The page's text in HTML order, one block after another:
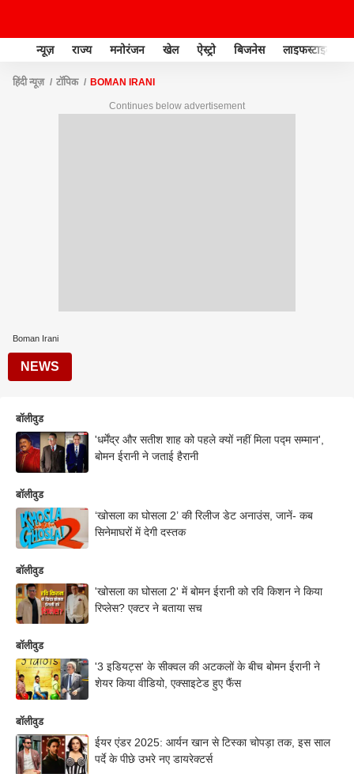
न्यूज़ राज्य मनोरंजन खेल ऐस्ट्रो बिजनेस लाइफस्टाइल
हिंदी न्यूज़ टॉपिक BOMAN IRANI
Continues below advertisement
Boman Irani
NEWS
बॉलीवुड
'धर्मेंद्र और सतीश शाह को पहले क्यों नहीं मिला पद्म सम्मान',
बोमन ईरानी ने जताई हैरानी
बॉलीवुड
‘खोसला का घोसला 2’ की रिलीज डेट अनाउंस, जानें- कब
सिनेमाघरों में देगी दस्तक
बॉलीवुड
'खोसला का घोसला 2' में बोमन ईरानी को रवि किशन ने किया
रिप्लेस? एक्टर ने बताया सच
बॉलीवुड
'3 इडियट्स' के सीक्वल की अटकलों के बीच बोमन ईरानी ने
शेयर किया वीडियो, एक्साइटेड हुए फैंस
बॉलीवुड
ईयर एंडर 2025: आर्यन खान से टिस्का चोपड़ा तक, इस साल
पर्दे के पीछे उभरे नए डायरेक्टर्स